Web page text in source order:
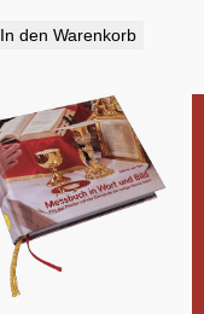
In den Warenkorb